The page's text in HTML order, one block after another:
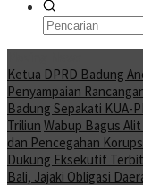
Ketua DPRD Badung
Penyampaian
Badung Sepakati KUA-
Triliun Wabup Bagus
dan Pencegahan
Dukung Eksekutif
Bali, Jajaki Obligasi